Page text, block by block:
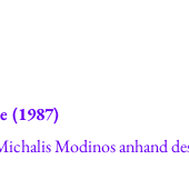
(1987)